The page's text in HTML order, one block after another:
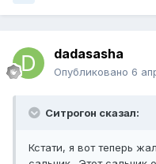
dadasasha
Опубликовано 6
Ситрогон сказал:
Кстати, я вот теперь